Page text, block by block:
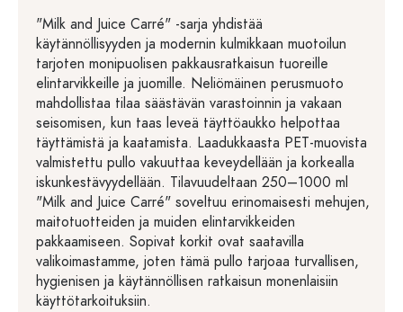
"Milk and Juice Carré" -sarja yhdistää
käytännöllisyyden ja modernin kulmikkaan muotoilun
tarjoten monipuolisen pakkausratkaisun tuoreille
elintarvikkeille ja juomille. Neliömäinen perusmuoto
mahdollistaa tilaa säästävän varastoinnin ja vakaan
seisomisen, kun taas leveä täyttöaukko helpottaa
täyttämistä ja kaatamista. Laadukkaasta PET-muovista
valmistettu pullo vakuuttaa keveydellään ja korkealla
iskunkestävyydellään. Tilavuudeltaan 250–1000 ml
"Milk and Juice Carré" soveltuu erinomaisesti mehujen,
maitotuotteiden ja muiden elintarvikkeiden
pakkaamiseen. Sopivat korkit ovat saatavilla
valikoimastamme, joten tämä pullo tarjoaa turvallisen,
hygienisen ja käytännöllisen ratkaisun monenlaisiin
käyttötarkoituksiin.